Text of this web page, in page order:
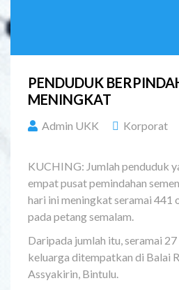
PENDUDUK
MENINGKAT
Admin UKK Korporat
KUCHING: Jumlah penduduk
empat pusat pemindahan
hari ini meningkat seramai 441
pada petang semalam.
Daripada jumlah itu, seramai
keluarga ditempatkan di Balai
Assyakirin, Bintulu.